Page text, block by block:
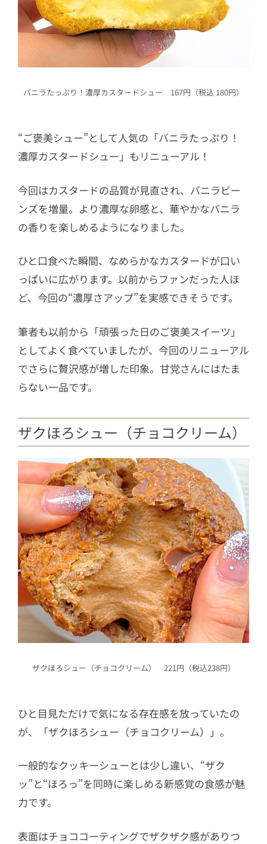
バニラたっぷり！濃厚カスタードシュー 167円（税込 180円）
“ご褒美シュー”として人気の「バニラたっぷり！
濃厚カスタードシュー」もリニューアル！
今回はカスタードの品質が見直され、バニラビー
ンズを増量。より濃厚な卵感と、華やかなバニラ
の香りを楽しめるようになりました。
ひと口食べた瞬間、なめらかなカスタードが口い
っぱいに広がります。以前からファンだった人ほ
ど、今回の“濃厚さアップ”を実感できそうです。
筆者も以前から「頑張った日のご褒美スイーツ」
としてよく食べていましたが、今回のリニューアル
でさらに贅沢感が増した印象。甘党さんにはたま
らない一品です。
ザクほろシュー（チョコクリーム）
ザクほろシュー（チョコクリーム） 221円（税込238円）
ひと目見ただけで気になる存在感を放っていたの
が、「ザクほろシュー（チョコクリーム）」。
一般的なクッキーシューとは少し違い、“ザク
ッ”と“ほろっ”を同時に楽しめる新感覚の食感が魅
力です。
表面はチョココーティングでザクザク感がありつ